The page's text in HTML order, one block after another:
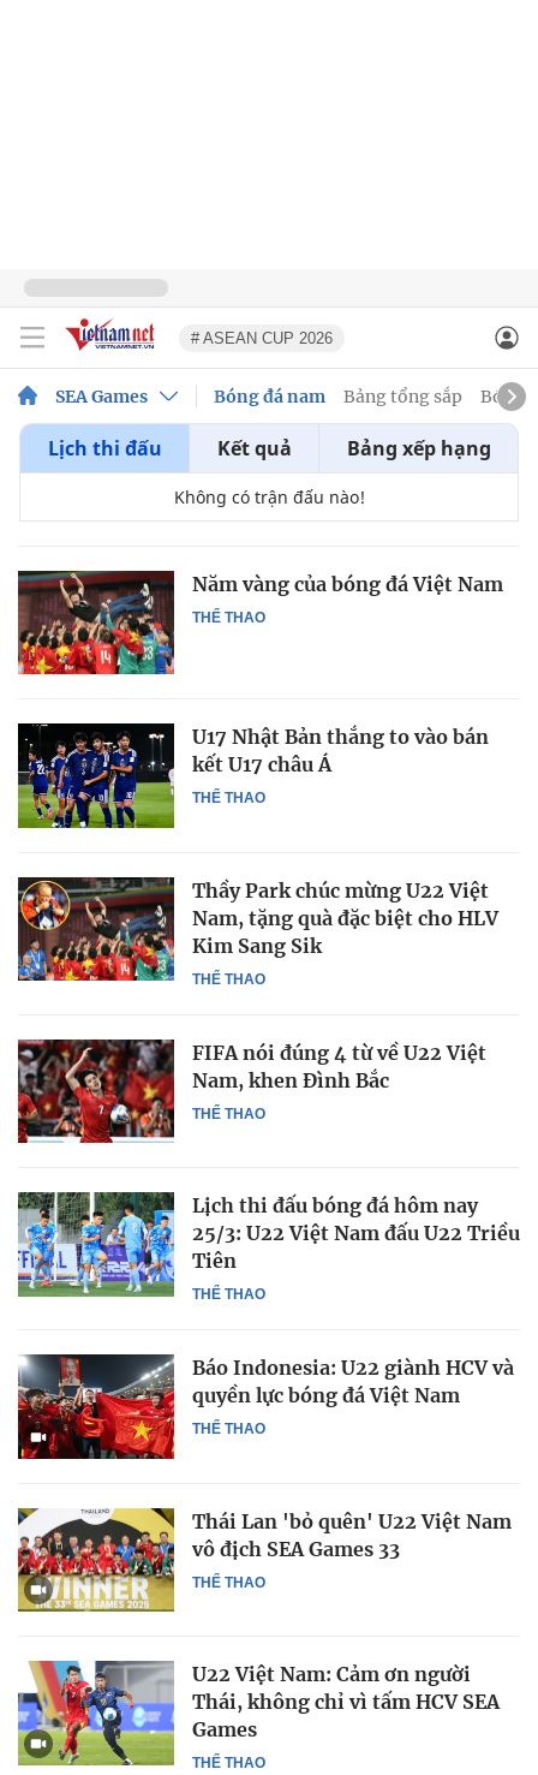
# ASEAN CUP 2026
SEA Games Bảng tổng sắp
Bóng đá nam Bóng
Lịch thi đấu Kết quả Bảng xếp hạng
Không có trận đấu nào!
THỂ THAO
Năm vàng của bóng đá Việt Nam
THỂ THAO
U17 Nhật Bản thắng to vào bán
kết U17 châu Á
THỂ THAO
Thầy Park chúc mừng U22 Việt
Nam, tặng quà đặc biệt cho HLV
Kim Sang Sik
THỂ THAO
FIFA nói đúng 4 từ về U22 Việt
Nam, khen Đình Bắc
THỂ THAO
Lịch thi đấu bóng đá hôm nay
25/3: U22 Việt Nam đấu U22 Triều
Tiên
THỂ THAO
Báo Indonesia: U22 giành HCV và
quyền lực bóng đá Việt Nam
THỂ THAO
Thái Lan 'bỏ quên' U22 Việt Nam
vô địch SEA Games 33
THỂ THAO
U22 Việt Nam: Cảm ơn người
Thái, không chỉ vì tấm HCV SEA
Games